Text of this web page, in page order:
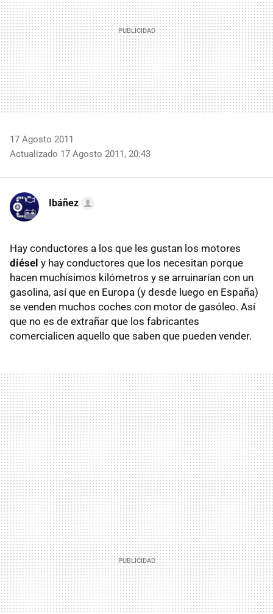
17 Agosto 2011
Actualizado 17 Agosto 2011, 20:43
Ibáñez
Hay conductores a los que les gustan los motores
diésel y hay conductores que los necesitan porque
hacen muchísimos kilómetros y se arruinarían con un
gasolina, así que en Europa (y desde luego en España)
se venden muchos coches con motor de gasóleo. Así
que no es de extrañar que los fabricantes
comercialicen aquello que saben que pueden vender.